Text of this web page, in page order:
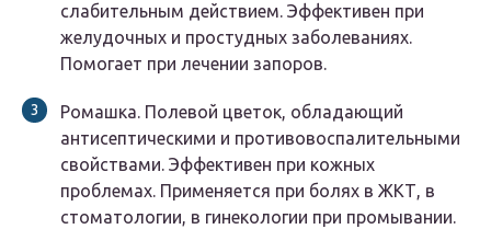
слабительным действием. Эффективен при
желудочных и простудных заболеваниях.
Помогает при лечении запоров.
Ромашка. Полевой цветок, обладающий
антисептическими и противовоспалительными
свойствами. Эффективен при кожных
проблемах. Применяется при болях в ЖКТ, в
стоматологии, в гинекологии при промывании.